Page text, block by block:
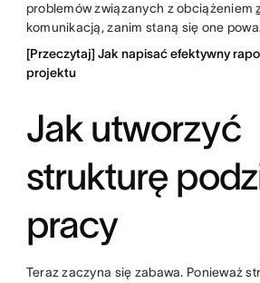
problemów związanych z obciążeniem
komunikacją, zanim staną się one
[Przeczytaj] Jak napisać efektywny
projektu
Jak utworzyć
strukturę
pracy
Teraz zaczyna się zabawa. Ponieważ